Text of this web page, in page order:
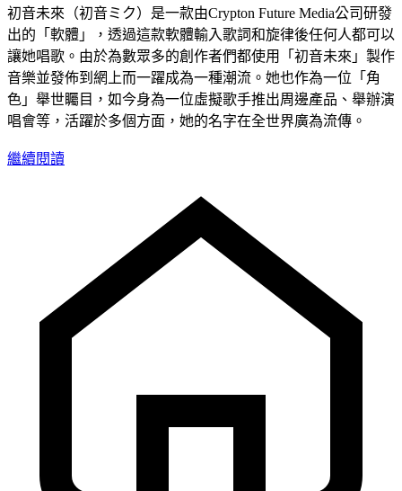
初音未來（初音ミク）是一款由Crypton Future Media公司研發
出的「軟體」，透過這款軟體輸入歌詞和旋律後任何人都可以
讓她唱歌。由於為數眾多的創作者們都使用「初音未來」製作
音樂並發佈到網上而一躍成為一種潮流。她也作為一位「角
色」舉世矚目，如今身為一位虛擬歌手推出周邊產品、舉辦演
唱會等，活躍於多個方面，她的名字在全世界廣為流傳。
繼續閱讀